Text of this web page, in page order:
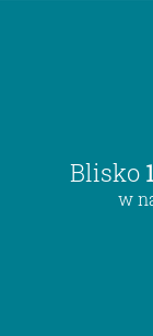
Blisko
w